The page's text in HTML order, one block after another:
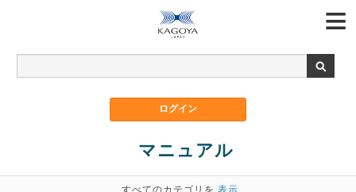
マニュアル
すべてのカテゴリを 表示